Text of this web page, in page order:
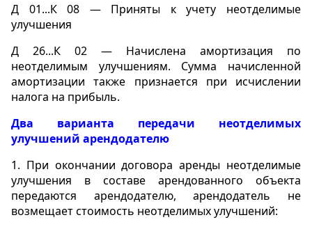
Д 01...К 08 — Приняты к учету неотделимые
улучшения
Д 26...К 02 — Начислена амортизация по
неотделимым улучшениям. Сумма начисленной
амортизации также признается при исчислении
налога на прибыль.
Два варианта передачи неотделимых
улучшений арендодателю
1. При окончании договора аренды неотделимые
улучшения в составе арендованного объекта
передаются арендодателю, арендодатель не
возмещает стоимость неотделимых улучшений: